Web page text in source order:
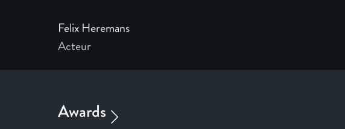
Felix Heremans
Acteur